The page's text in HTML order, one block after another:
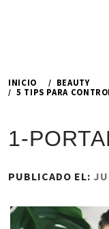
INICIO
BEAUTY
5 TIPS PARA
1-
PUBLICADO EL: